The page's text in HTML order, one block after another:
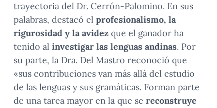
trayectoria del Dr. Cerrón-Palomino. En sus
palabras, destacó el profesionalismo, la
rigurosidad y la avidez que el ganador ha
tenido al investigar las lenguas andinas. Por
su parte, la Dra. Del Mastro reconoció que
«sus contribuciones van más allá del estudio
de las lenguas y sus gramáticas. Forman parte
de una tarea mayor en la que se reconstruye